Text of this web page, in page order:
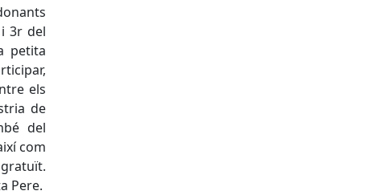
3r del
petita
els
de
del
com
Pere.